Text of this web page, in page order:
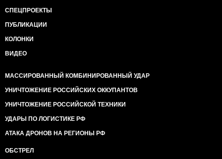
СПЕЦПРОЕКТЫ
ПУБЛИКАЦИИ
КОЛОНКИ
ВИДЕО
МАССИРОВАННЫЙ КОМБИНИРОВАННЫЙ УДАР
УНИЧТОЖЕНИЕ РОССИЙСКИХ ОККУПАНТОВ
УНИЧТОЖЕНИЕ РОССИЙСКОЙ ТЕХНИКИ
УДАРЫ ПО ЛОГИСТИКЕ РФ
АТАКА ДРОНОВ НА РЕГИОНЫ РФ
ОБСТРЕЛ